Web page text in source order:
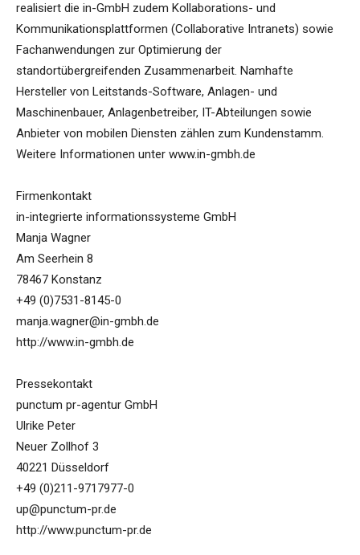
realisiert die in-GmbH zudem Kollaborations- und
Kommunikationsplattformen (Collaborative Intranets) sowie
Fachanwendungen zur Optimierung der
standortübergreifenden Zusammenarbeit. Namhafte
Hersteller von Leitstands-Software, Anlagen- und
Maschinenbauer, Anlagenbetreiber, IT-Abteilungen sowie
Anbieter von mobilen Diensten zählen zum Kundenstamm.
Weitere Informationen unter www.in-gmbh.de
Firmenkontakt
in-integrierte informationssysteme GmbH
Manja Wagner
Am Seerhein 8
78467 Konstanz
+49 (0)7531-8145-0
manja.wagner@in-gmbh.de
http://www.in-gmbh.de
Pressekontakt
punctum pr-agentur GmbH
Ulrike Peter
Neuer Zollhof 3
40221 Düsseldorf
+49 (0)211-9717977-0
up@punctum-pr.de
http://www.punctum-pr.de